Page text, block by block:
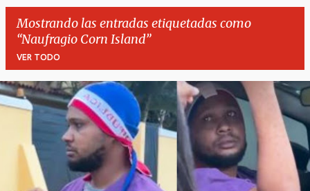
Mostrando las entradas etiquetadas como
Naufragio Corn Island
VER TODO
E